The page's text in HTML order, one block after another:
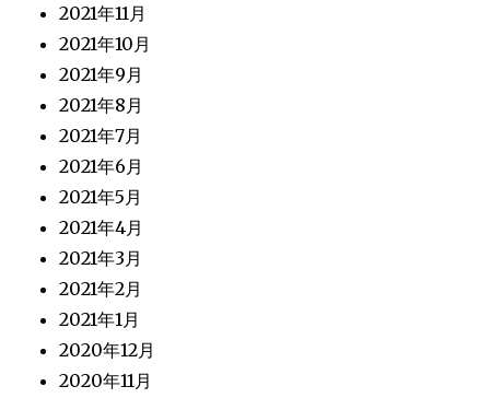
2021年11月
2021年10月
2021年9月
2021年8月
2021年7月
2021年6月
2021年5月
2021年4月
2021年3月
2021年2月
2021年1月
2020年12月
2020年11月